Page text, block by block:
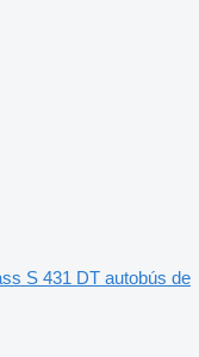
S 431 DT autobús de